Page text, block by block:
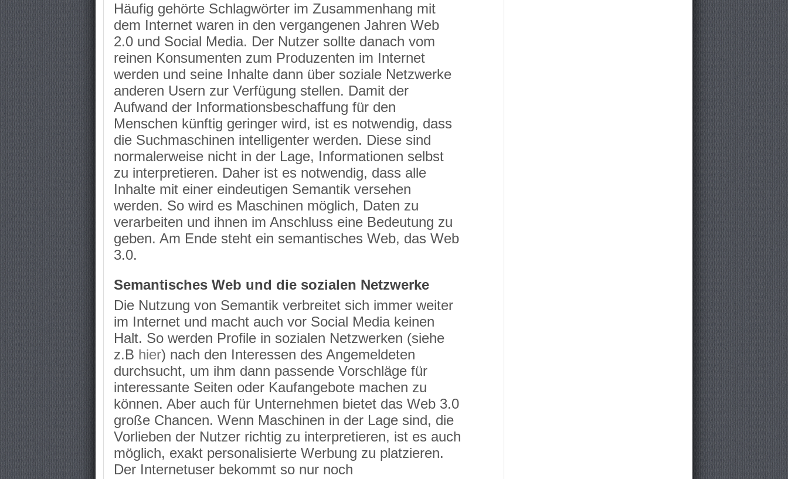
Häufig gehörte Schlagwörter im Zusammenhang mit
dem Internet waren in den vergangenen Jahren Web
2.0 und Social Media. Der Nutzer sollte danach vom
reinen Konsumenten zum Produzenten im Internet
werden und seine Inhalte dann über soziale Netzwerke
anderen Usern zur Verfügung stellen. Damit der
Aufwand der Informationsbeschaffung für den
Menschen künftig geringer wird, ist es notwendig, dass
die Suchmaschinen intelligenter werden. Diese sind
normalerweise nicht in der Lage, Informationen selbst
zu interpretieren. Daher ist es notwendig, dass alle
Inhalte mit einer eindeutigen Semantik versehen
werden. So wird es Maschinen möglich, Daten zu
verarbeiten und ihnen im Anschluss eine Bedeutung zu
geben. Am Ende steht ein semantisches Web, das Web
3.0.
Semantisches Web und die sozialen Netzwerke
Die Nutzung von Semantik verbreitet sich immer weiter
im Internet und macht auch vor Social Media keinen
Halt. So werden Profile in sozialen Netzwerken (siehe
z.B hier) nach den Interessen des Angemeldeten
durchsucht, um ihm dann passende Vorschläge für
interessante Seiten oder Kaufangebote machen zu
können. Aber auch für Unternehmen bietet das Web 3.0
große Chancen. Wenn Maschinen in der Lage sind, die
Vorlieben der Nutzer richtig zu interpretieren, ist es auch
möglich, exakt personalisierte Werbung zu platzieren.
Der Internetuser bekommt so nur noch